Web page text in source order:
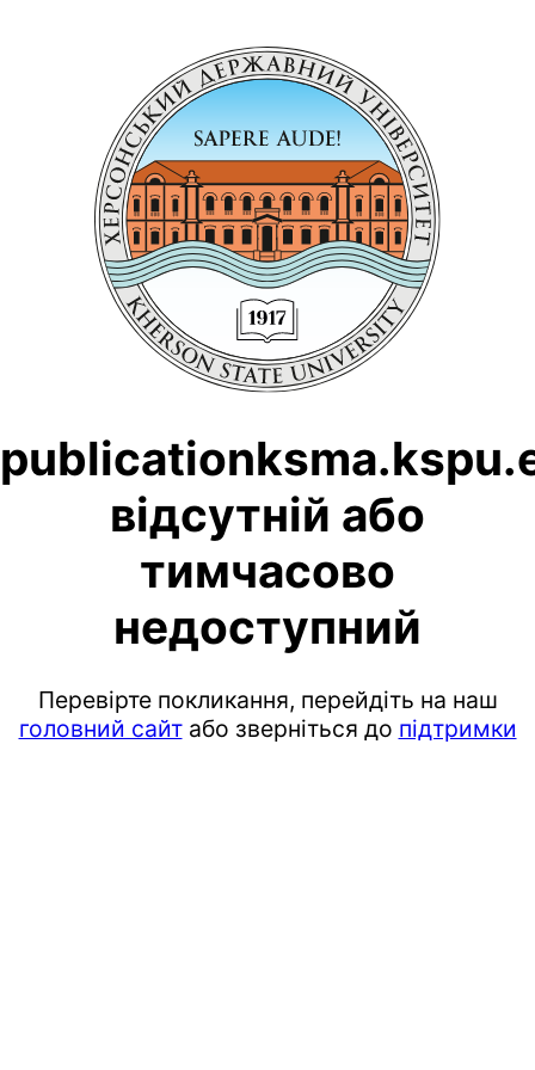
відсутній або
тимчасово
недоступний
Перевірте покликання, перейдіть на наш
головний сайтабо зверніться до підтримки